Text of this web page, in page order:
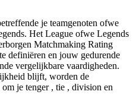
je teamgenoten ofwe
Het League ofwe Legends
Matchmaking Rating
definiëren en jouw gedurende
vergelijkbare vaardigheden.
blijft, worden de
je tenger , tie , division en